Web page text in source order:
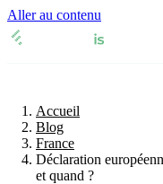
Aller au contenu
🇫🇷
🇬🇧 Royaume-Uni
Fiches TVA
🇫🇷 France
Expert-comptable
Accueil
Blog
France
Déclaration
et quand ?